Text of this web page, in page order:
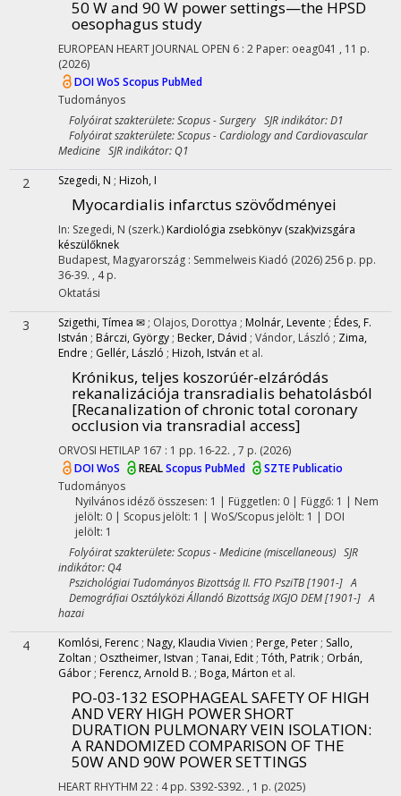
50 W and 90 W power settings—the HPSD
oesophagus study
EUROPEAN HEART JOURNAL OPEN 6 : 2 Paper: oeag041 , 11 p.
(2026)
DOIWoS Scopus PubMed
Tudományos
Folyóirat szakterülete: Scopus - Surgery SJR indikátor: D1
Folyóirat szakterülete: Scopus - Cardiology and Cardiovascular
Medicine SJR indikátor: Q1
2 Szegedi, N ; Hizoh, I
Myocardialis infarctus szövődményei
In: Szegedi, N (szerk.) Kardiológia zsebkönyv (szak)vizsgára
készülőknek
Budapest, Magyarország : Semmelweis Kiadó (2026)256 p. pp.
36-39. , 4 p.
Oktatási
3 Szigethi, Tímea ✉ ; Olajos, Dorottya ; Molnár, Levente ; Édes, F.
István ; Bárczi, György ; Becker, Dávid ; Vándor, László ; Zima,
Endre ; Gellér, László ; Hizoh, István et al.
Krónikus, teljes koszorúér-elzáródás
rekanalizációja transradialis behatolásból
[Recanalization of chronic total coronary
occlusion via transradial access]
ORVOSI HETILAP 167 : 1 pp. 16-22. , 7 p. (2026)
DOIWoS REALScopus PubMed
SZTE Publicatio
Tudományos
Nyilvános idéző összesen: 1 | Független: 0 | Függő: 1 | Nem
jelölt: 0 | Scopus jelölt: 1 | WoS/Scopus jelölt: 1 | DOI
jelölt: 1
Folyóirat szakterülete: Scopus - Medicine (miscellaneous) SJR
indikátor: Q4
Pszichológiai Tudományos Bizottság II. FTO PsziTB [1901-] A
Demográfiai Osztályközi Állandó Bizottság IXGJO DEM [1901-] A
hazai
4 Komlósi, Ferenc ; Nagy, Klaudia Vivien ; Perge, Peter ; Sallo,
Zoltan ; Osztheimer, Istvan ; Tanai, Edit ; Tóth, Patrik ; Orbán,
Gábor ; Ferencz, Arnold B. ; Boga, Márton et al.
PO-03-132 ESOPHAGEAL SAFETY OF HIGH
AND VERY HIGH POWER SHORT
DURATION PULMONARY VEIN ISOLATION:
A RANDOMIZED COMPARISON OF THE
50W AND 90W POWER SETTINGS
HEART RHYTHM 22 : 4 pp. S392-S392. , 1 p. (2025)